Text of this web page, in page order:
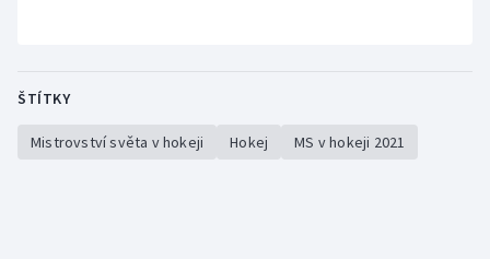
ŠTÍTKY
Mistrovství světa v hokeji Hokej MS v hokeji 2021